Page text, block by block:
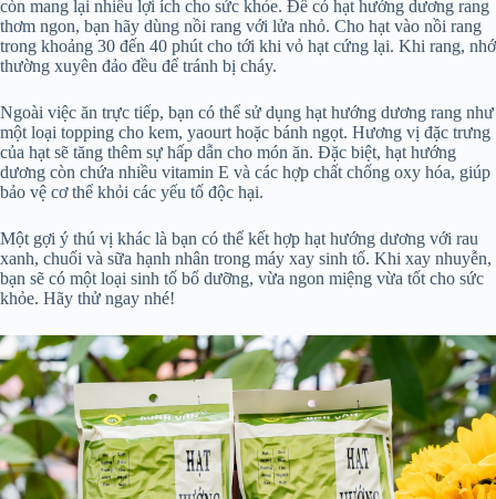
còn mang lại nhiều lợi ích cho sức khỏe. Để có hạt hướng dương rang
thơm ngon, bạn hãy dùng nồi rang với lửa nhỏ. Cho hạt vào nồi rang
trong khoảng 30 đến 40 phút cho tới khi vỏ hạt cứng lại. Khi rang, nhớ
thường xuyên đảo đều để tránh bị cháy.
Ngoài việc ăn trực tiếp, bạn có thể sử dụng hạt hướng dương rang như
một loại topping cho kem, yaourt hoặc bánh ngọt. Hương vị đặc trưng
của hạt sẽ tăng thêm sự hấp dẫn cho món ăn. Đặc biệt, hạt hướng
dương còn chứa nhiều vitamin E và các hợp chất chống oxy hóa, giúp
bảo vệ cơ thể khỏi các yếu tố độc hại.
Một gợi ý thú vị khác là bạn có thể kết hợp hạt hướng dương với rau
xanh, chuối và sữa hạnh nhân trong máy xay sinh tố. Khi xay nhuyễn,
bạn sẽ có một loại sinh tố bổ dưỡng, vừa ngon miệng vừa tốt cho sức
khỏe. Hãy thử ngay nhé!